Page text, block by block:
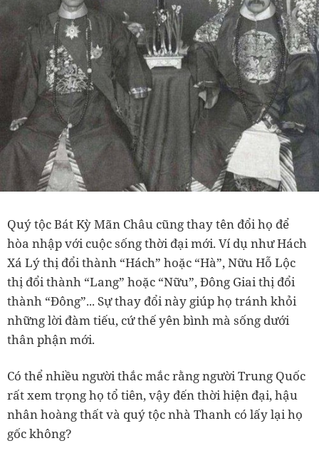
Quý tộc Bát Kỳ Mãn Châu cũng thay tên đổi họ để
hòa nhập với cuộc sống thời đại mới. Ví dụ như Hách
Xá Lý thị đổi thành “Hách” hoặc “Hà”, Nữu Hỗ Lộc
thị đổi thành “Lang” hoặc “Nữu”, Đông Giai thị đổi
thành “Đông”... Sự thay đổi này giúp họ tránh khỏi
những lời đàm tiếu, cứ thế yên bình mà sống dưới
thân phận mới.
Có thể nhiều người thắc mắc rằng người Trung Quốc
rất xem trọng họ tổ tiên, vậy đến thời hiện đại, hậu
nhân hoàng thất và quý tộc nhà Thanh có lấy lại họ
gốc không?